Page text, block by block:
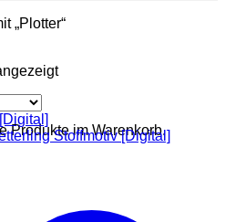
Produkte im Warenkorb.
„Plotter“
Nach